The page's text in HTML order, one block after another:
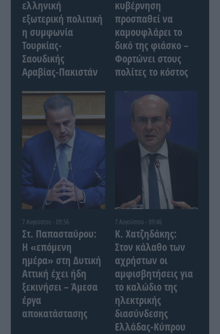
ελληνική
εξωτερική πολιτική
η συμφωνία
Τουρκίας-
Σαουδικής
Αραβίας-Πακιστάν
κυβέρνηση
προσπαθεί να
καμουφλάρει το
δικό της φιάσκο –
Φορτώνει στους
πολίτες το κόστος
7 Αυγούστου - 09:56
Στ. Παπασταύρου:
Η «επόμενη
ημέρα» στη Δυτική
Αττική έχει ήδη
ξεκινήσει – Άμεσα
έργα
αποκατάστασης
7 Αυγούστου - 09:46
Κ. Χατζηδάκης:
Στον κάλαθο των
αχρήστων οι
αμφισβητήσεις για
το καλώδιο της
ηλεκτρικής
διασύνδεσης
Ελλάδας-Κύπρου